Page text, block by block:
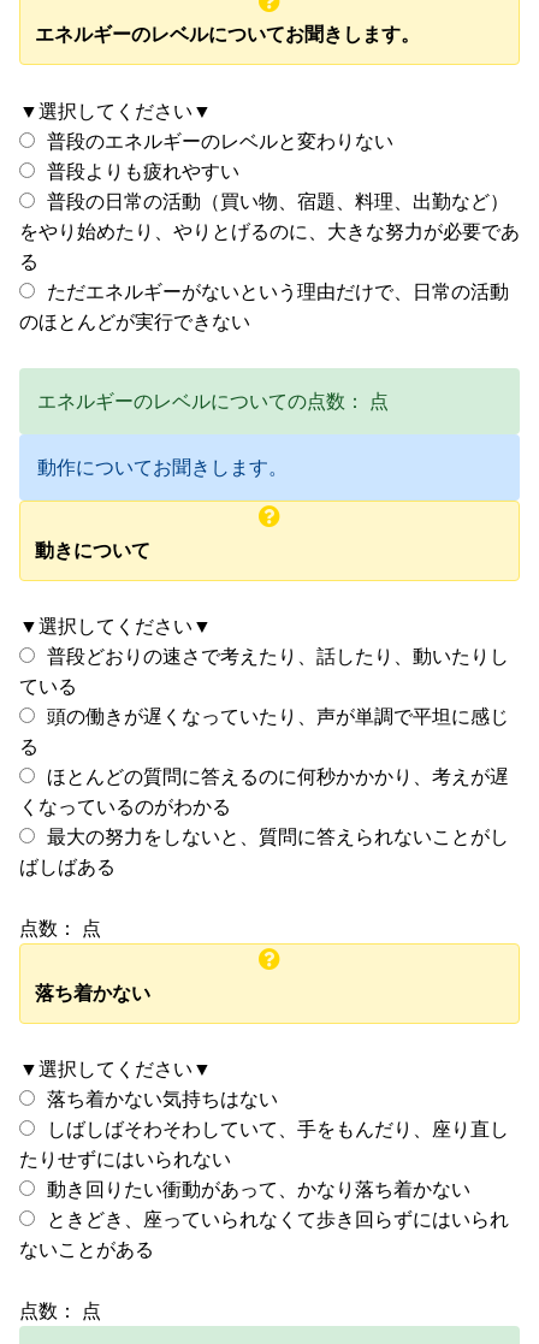
エネルギーのレベルについてお聞きします。
▼選択してください▼
普段のエネルギーのレベルと変わりない
普段よりも疲れやすい
普段の日常の活動（買い物、宿題、料理、出勤など）
をやり始めたり、やりとげるのに、大きな努力が必要であ
る
ただエネルギーがないという理由だけで、日常の活動
のほとんどが実行できない
エネルギーのレベルについての点数： 点
動作についてお聞きします。
動きについて
▼選択してください▼
普段どおりの速さで考えたり、話したり、動いたりし
ている
頭の働きが遅くなっていたり、声が単調で平坦に感じ
る
ほとんどの質問に答えるのに何秒かかかり、考えが遅
くなっているのがわかる
最大の努力をしないと、質問に答えられないことがし
ばしばある
点数： 点
落ち着かない
▼選択してください▼
落ち着かない気持ちはない
しばしばそわそわしていて、手をもんだり、座り直し
たりせずにはいられない
動き回りたい衝動があって、かなり落ち着かない
ときどき、座っていられなくて歩き回らずにはいられ
ないことがある
点数： 点